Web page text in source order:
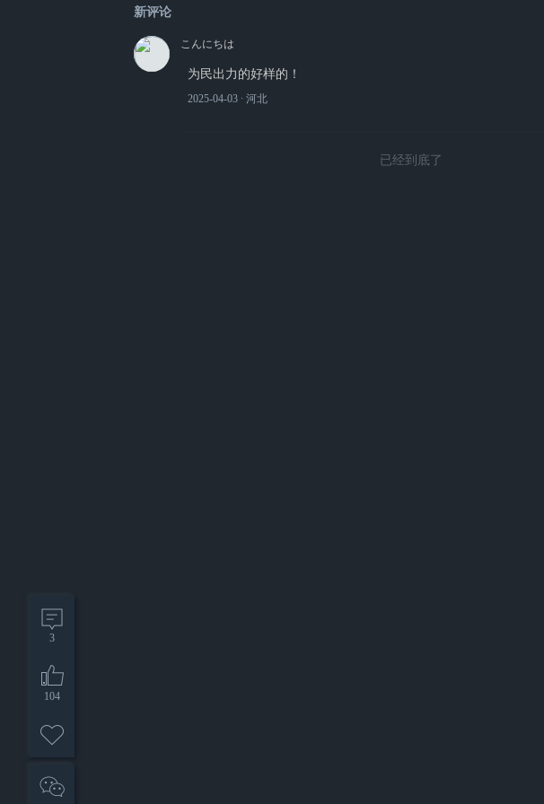
3
104
新评论
こんにちは
为民出力的好样的！
2025-04-03 ∙ 河北
已经到底了